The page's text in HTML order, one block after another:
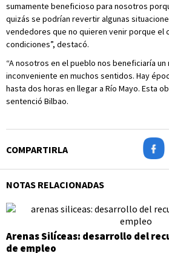
sumamente beneficioso para nosotros
quizás se podrían revertir algunas
vendedores que no quieren venir porque el
condiciones”, destacó.
“A nosotros en el pueblo nos beneficiaría un
inconveniente en muchos sentidos. Hay
hasta dos horas en llegar a Río Mayo. Esta
sentenció Bilbao.
COMPARTIRLA
NOTAS RELACIONADAS
Arenas Silíceas: desarrollo del
de empleo